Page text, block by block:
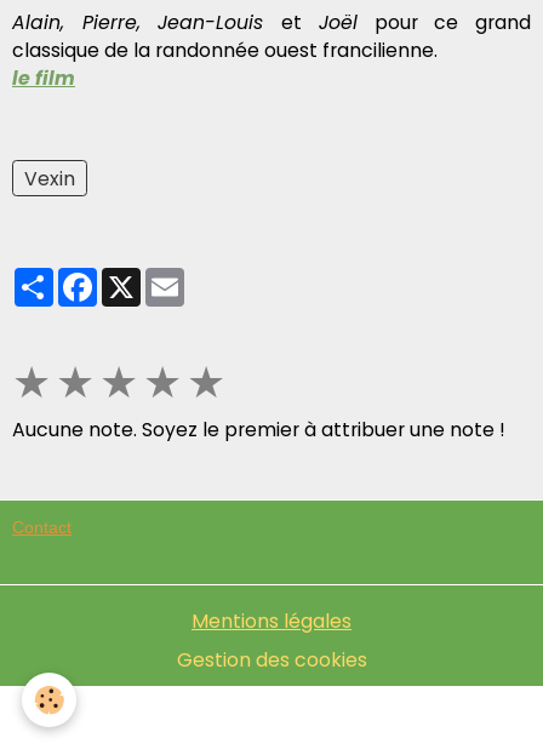
Alain, Pierre, Jean-Louis et Joël pour ce grand
classique de la randonnée ouest francilienne.
le film
Vexin
PartagerFacebook
X
★★★★★
Aucune note. Soyez le premier à attribuer une note !
Contact
Mentions légales
Gestion des cookies